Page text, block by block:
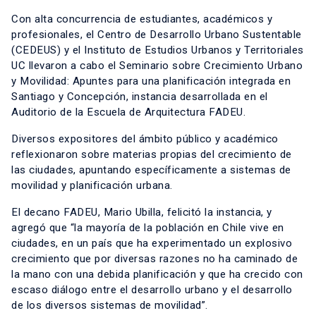
Con alta concurrencia de estudiantes, académicos y
profesionales, el Centro de Desarrollo Urbano Sustentable
(CEDEUS) y el Instituto de Estudios Urbanos y Territoriales
UC llevaron a cabo el Seminario sobre Crecimiento Urbano
y Movilidad: Apuntes para una planificación integrada en
Santiago y Concepción, instancia desarrollada en el
Auditorio de la Escuela de Arquitectura FADEU.
Diversos expositores del ámbito público y académico
reflexionaron sobre materias propias del crecimiento de
las ciudades, apuntando específicamente a sistemas de
movilidad y planificación urbana.
El decano FADEU, Mario Ubilla, felicitó la instancia, y
agregó que “la mayoría de la población en Chile vive en
ciudades, en un país que ha experimentado un explosivo
crecimiento que por diversas razones no ha caminado de
la mano con una debida planificación y que ha crecido con
escaso diálogo entre el desarrollo urbano y el desarrollo
de los diversos sistemas de movilidad”.